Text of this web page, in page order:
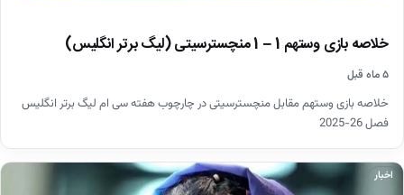
خلاصه بازی وستهم 1 – 1 منچسترسیتی (لیگ برتر انگلیس)
۵ ماه قبل
خلاصه بازی وستهم مقابل منچسترسیتی در چارچوب هفته سی ام لیگ برتر انگلیس
فصل 26-2025
اخبار